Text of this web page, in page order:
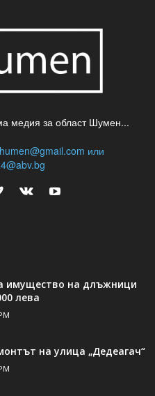
медия за област Шумен...
или
имущество на длъжници
лева
на улица „Дедеагач“